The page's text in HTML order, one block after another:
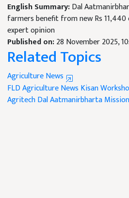
English Summary:Dal
farmers benefit from new Rs
expert opinion
Published on:28 November 2025,
Related Topics
Agriculture News
FLDAgriculture News Kisan
AgritechDal Aatmanirbharta Mission